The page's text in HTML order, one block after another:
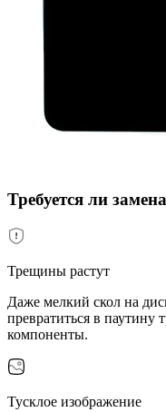
Требуется ли
Трещины растут
Даже мелкий скол на
превратиться в
компоненты.
Тусклое изображение